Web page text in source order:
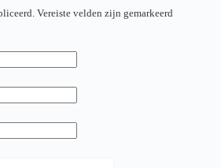
Vereiste velden zijn gemarkeerd